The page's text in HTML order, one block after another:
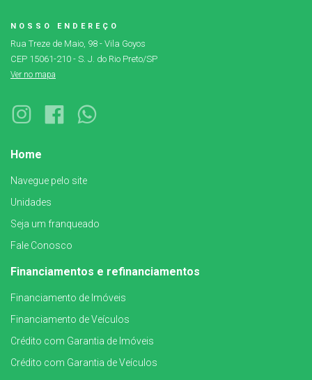
NOSSO ENDEREÇO
Rua Treze de Maio, 98 - Vila Goyos
CEP 15061-210 - S. J. do Rio Preto/SP
Ver no mapa
Home
Navegue pelo site
Unidades
Seja um franqueado
Fale Conosco
Financiamentos e refinanciamentos
Financiamento de Imóveis
Financiamento de Veículos
Crédito com Garantia de Imóveis
Crédito com Garantia de Veículos